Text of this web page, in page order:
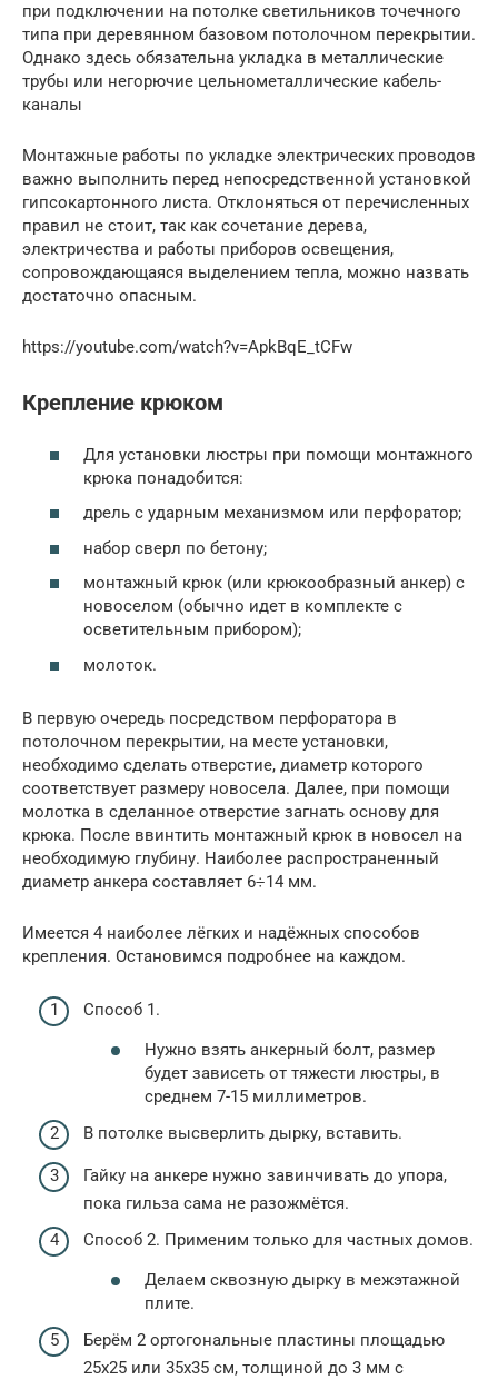
при подключении на потолке светильников точечного
типа при деревянном базовом потолочном перекрытии.
Однако здесь обязательна укладка в металлические
трубы или негорючие цельнометаллические кабель-
каналы
Монтажные работы по укладке электрических проводов
важно выполнить перед непосредственной установкой
гипсокартонного листа. Отклоняться от перечисленных
правил не стоит, так как сочетание дерева,
электричества и работы приборов освещения,
сопровождающаяся выделением тепла, можно назвать
достаточно опасным.
https://youtube.com/watch?v=ApkBqE_tCFw
Крепление крюком
Для установки люстры при помощи монтажного
крюка понадобится:
дрель с ударным механизмом или перфоратор;
набор сверл по бетону;
монтажный крюк (или крюкообразный анкер) с
новоселом (обычно идет в комплекте с
осветительным прибором);
молоток.
В первую очередь посредством перфоратора в
потолочном перекрытии, на месте установки,
необходимо сделать отверстие, диаметр которого
соответствует размеру новосела. Далее, при помощи
молотка в сделанное отверстие загнать основу для
крюка. После ввинтить монтажный крюк в новосел на
необходимую глубину. Наиболее распространенный
диаметр анкера составляет 6÷14 мм.
Имеется 4 наиболее лёгких и надёжных способов
крепления. Остановимся подробнее на каждом.
Способ 1.
Нужно взять анкерный болт, размер
будет зависеть от тяжести люстры, в
среднем 7-15 миллиметров.
В потолке высверлить дырку, вставить.
Гайку на анкере нужно завинчивать до упора,
пока гильза сама не разожмётся.
Способ 2. Применим только для частных домов.
Делаем сквозную дырку в межэтажной
плите.
Берём 2 ортогональные пластины площадью
25х25 или 35х35 см, толщиной до 3 мм с